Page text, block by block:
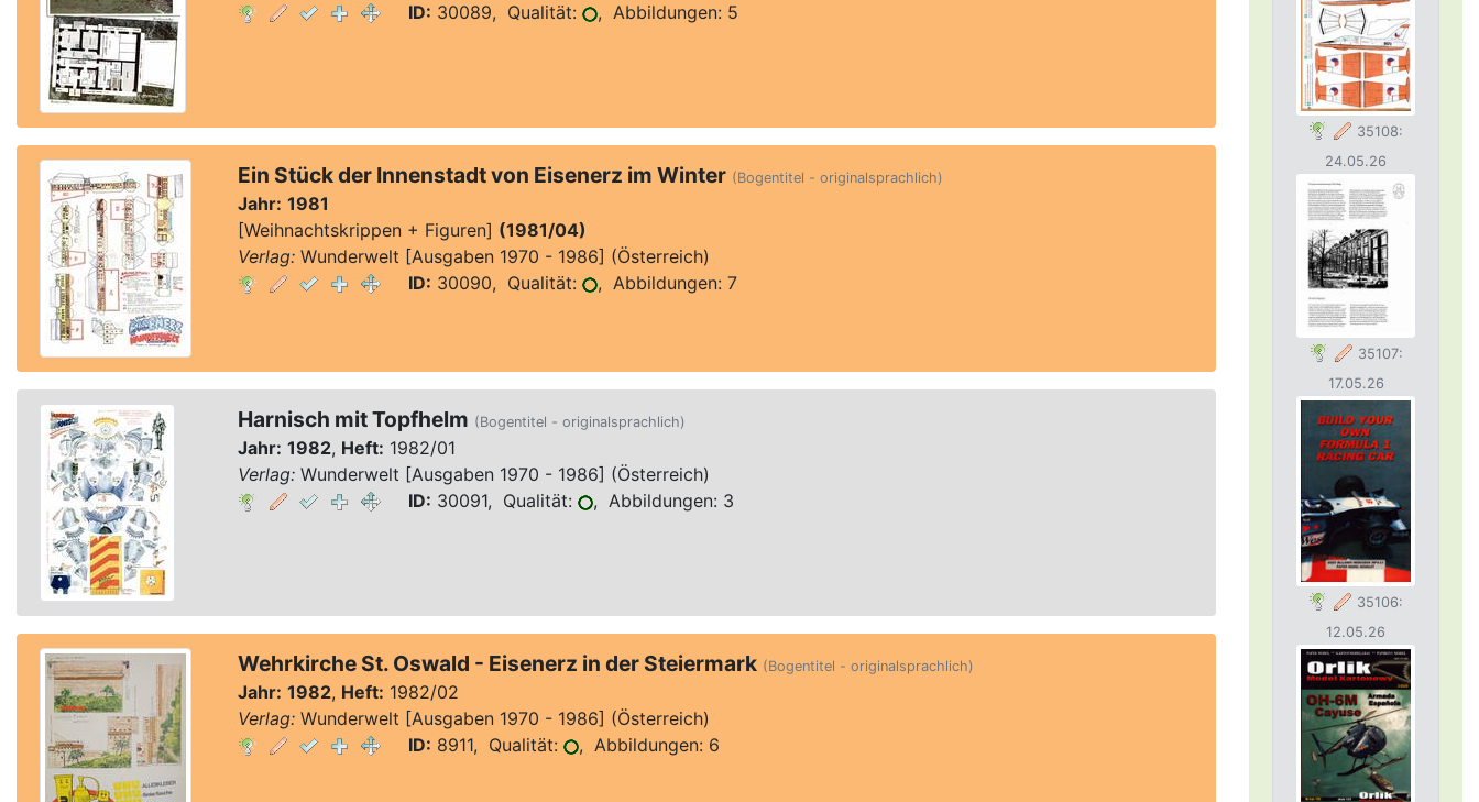
35108:
24.05.26
35107:
17.05.26
35106:
12.05.26
ID: 30089, Qualität: , Abbildungen: 5
Ein Stück der Innenstadt von Eisenerz im Winter (Bogentitel - originalsprachlich)
Jahr: 1981
[Weihnachtskrippen + Figuren] (1981/04)
Verlag:Wunderwelt [Ausgaben 1970 - 1986] (Österreich)
ID: 30090, Qualität: , Abbildungen: 7
Harnisch mit Topfhelm (Bogentitel - originalsprachlich)
Jahr: 1982, Heft: 1982/01
Verlag:Wunderwelt [Ausgaben 1970 - 1986] (Österreich)
ID: 30091, Qualität: , Abbildungen: 3
Wehrkirche St. Oswald - Eisenerz in der Steiermark (Bogentitel - originalsprachlich)
Jahr: 1982, Heft: 1982/02
Verlag:Wunderwelt [Ausgaben 1970 - 1986] (Österreich)
ID: 8911, Qualität: , Abbildungen: 6